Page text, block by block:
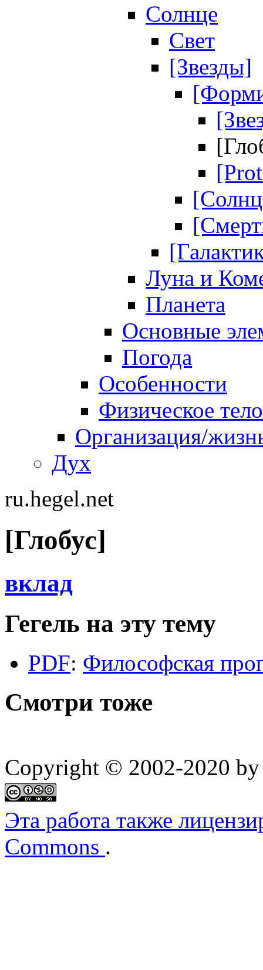
Солнце
Свет
[Звезды]
Луна и
Планета
Основные
Погода
Особенности
Физическое тело
Организация/
Дух
ru.hegel.net
[Глобус]
вклад
Гегель на эту тему
PDF: Философская
Смотри тоже
Copyright © 2002-2020 by
Эта работа также
Commons .